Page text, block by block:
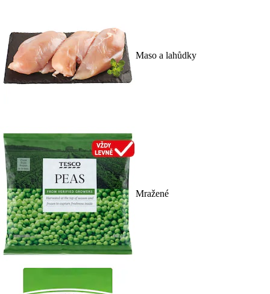
Maso a lahůdky
Mražené